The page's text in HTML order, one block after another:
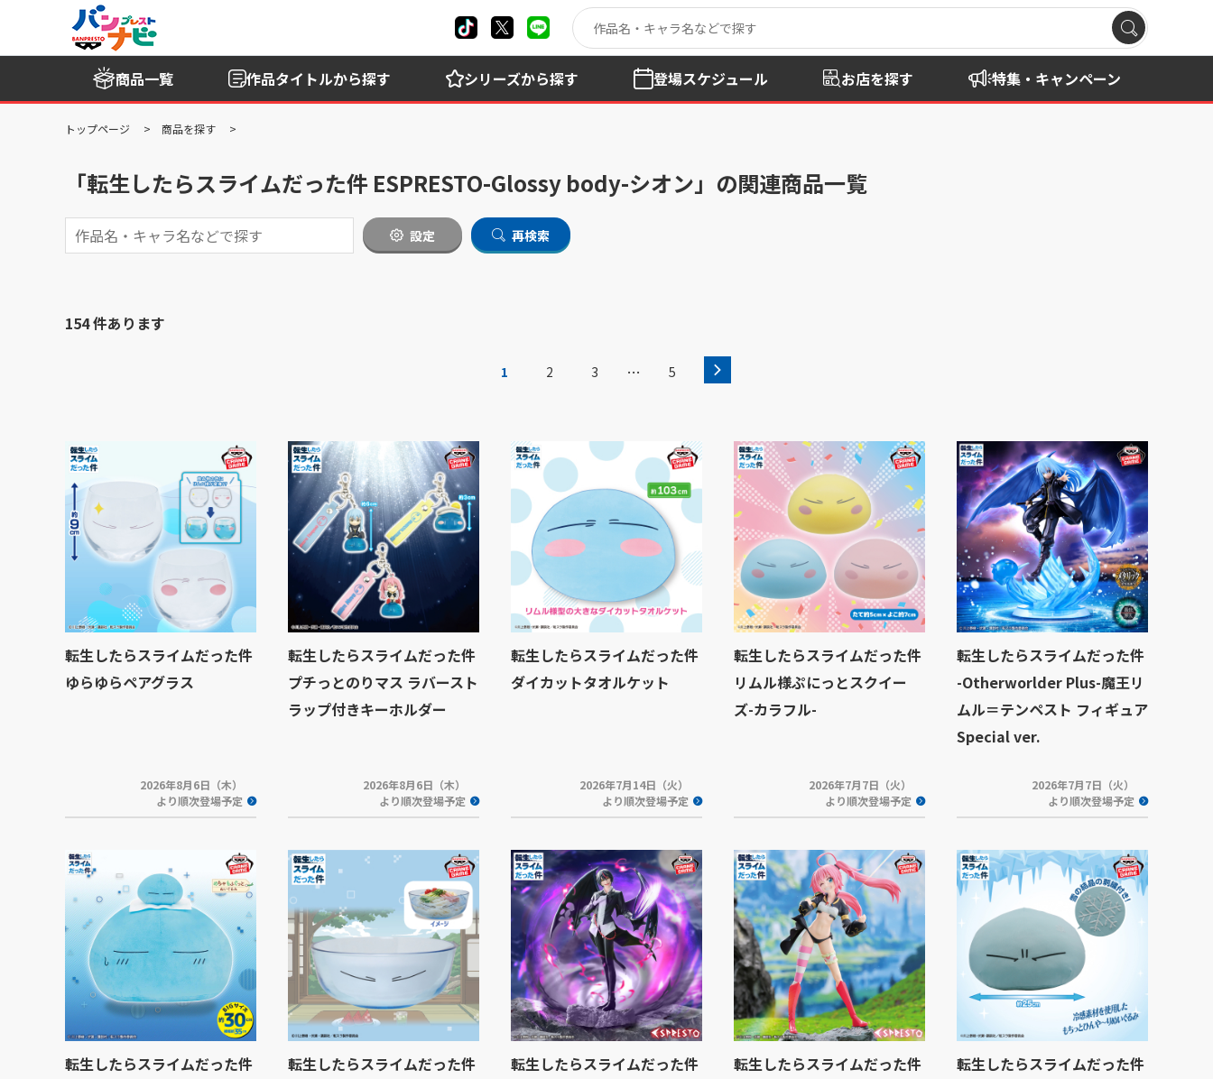
商品一覧 作品タイトルから探す シリーズから探す 登場スケジュール お店を探す 特集・キャンペーン
トップページ 商品を探す
「転生したらスライムだった件 ESPRESTO-Glossy body-シオン」の関連商品一覧
設定 再検索
154 件あります
1 2 3 … 5
転生したらスライムだった件
ゆらゆらペアグラス
2026年8月6日（木）
より順次登場予定
転生したらスライムだった件
プチっとのりマス ラバースト
ラップ付きキーホルダー
2026年8月6日（木）
より順次登場予定
転生したらスライムだった件
ダイカットタオルケット
2026年7月14日（火）
より順次登場予定
転生したらスライムだった件
リムル様ぷにっとスクイー
ズ-カラフル-
2026年7月7日（火）
より順次登場予定
転生したらスライムだった件
-Otherworlder Plus-魔王リ
ムル＝テンペスト フィギュア
Special ver.
2026年7月7日（火）
より順次登場予定
転生したらスライムだった件
転生したらスライムだった件
転生したらスライムだった件
転生したらスライムだった件
転生したらスライムだった件